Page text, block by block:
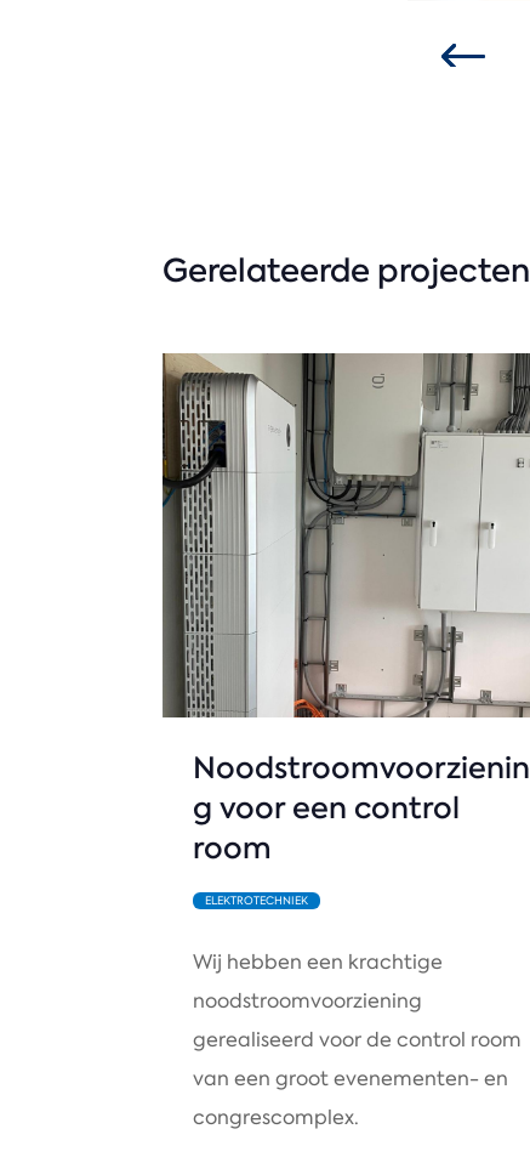
Gerelateerde projecten
Noodstroomvoorzienin
g voor een control
room
ELEKTROTECHNIEK
Wij hebben een krachtige
noodstroomvoorziening
gerealiseerd voor de control room
van een groot evenementen- en
congrescomplex.